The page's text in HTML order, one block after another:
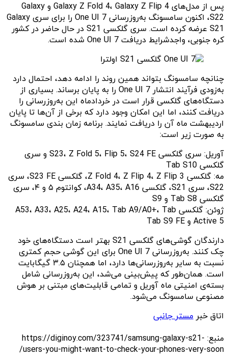
پس از مدل‌های Galaxy Z Fold 4، Galaxy Z Flip 4 و Galaxy
S22، اکنون سامسونگ به‌روزرسانی One UI 7 را برای سری Galaxy
S21 عرضه کرده است. سری گلکسی S21 در حال حاضر در کشور
کره جنوبی، واجدشرایط دریافت One UI 7 شده است.
چنانچه سامسونگ بتواند همین روند را ادامه دهد، احتمال دارد
به‌زودی فرآیند انتشار One UI 7 را به پایان برساند. بسیاری از
دستگاه‌های گلکسی قرار است در خردادماه این به‌روزرسانی را
دریافت کنند، اما این امکان وجود دارد که برخی از آن‌ها تا پایان
اردیبهشت ماه آن را دریافت نمایند. برنامه زمان بندی سامسونگ
به صورت زیر است:
آوریل: سری گلکسی S23، Z Fold 5، Flip 5، S24 FE و سری
گلکسی Tab S10
مه: گلکسی Z Fold 4، Z Flip 4، Z Flip 3، گلکسی S23 FE، سری
S22، سری S21، گلکسی A34، A35، A16، کوانتوم ۵ و ۴، سری
گلکسی Tab S8 و S9
ژوئن: گلکسی A53، A33، A25، A24، A15، Tab A9/A0+، Tab
Active 5 و Tab S9 FE
دارندگان گوشی‌های گلکسی S21 بهتر است دستگاه‌های خود
چک کنند. به‌روزرسانی One UI 7 برای این گوشی حجم کمتری
نسبت به سایر به‌روزرسانی‌ها دارد، اما همچنان ۳.۵ گیگابایت
است. همان‌طور که پیش‌بینی می‌شد، این به‌روزرسانی شامل
بسته‌ی امنیتی ماه آوریل و تمامی قابلیت‌های مبتنی بر هوش
مصنوعی سامسونگ می‌شود.
اتاق خبر مستر جانبی
منبع: https://diginoy.com/323741/samsung-galaxy-s21-
users-you-might-want-to-check-your-phones-very-soon/